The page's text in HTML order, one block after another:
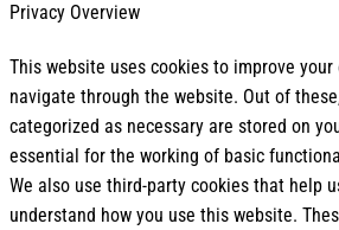
Privacy Overview
This website uses cookies to improve
navigate through the website. Out of
categorized as necessary are stored on
essential for the working of basic
We also use third-party cookies that help
understand how you use this website.